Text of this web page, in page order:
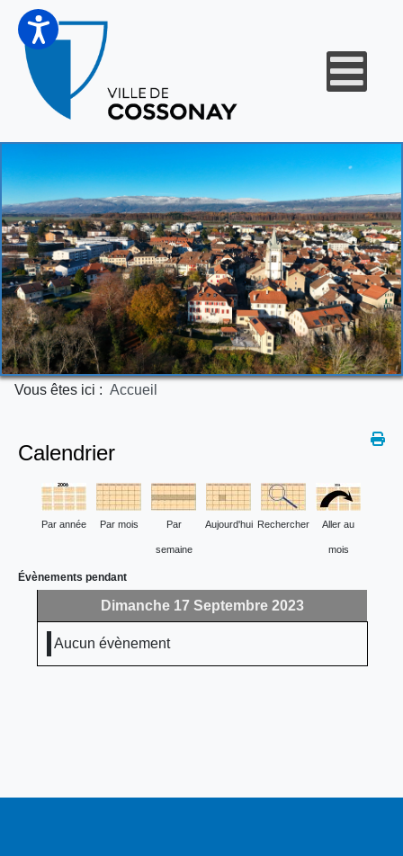
Vous êtes ici : Accueil
Calendrier
Par année Par mois Par
semaine
Aujourd'hui Rechercher Aller au
mois
Évènements pendant
Dimanche 17 Septembre 2023
Aucun évènement